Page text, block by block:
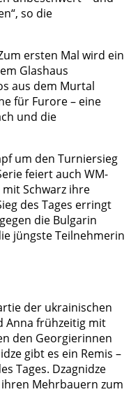
so die
ersten Mal wird ein
Glashaus
aus dem Murtal
für Furore – eine
und die
um den Turniersieg
feiert auch WM-
mit Schwarz ihre
des Tages erringt
die Bulgarin
jüngste Teilnehmerin
der ukrainischen
Anna frühzeitig mit
den Georgierinnen
gibt es ein Remis –
Tages. Dzagnidze
Mehrbauern zum